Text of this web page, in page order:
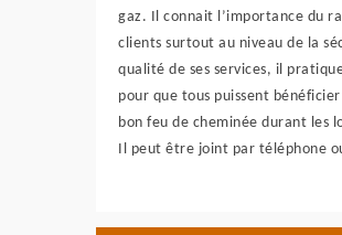
gaz. Il connait l’importance du
clients surtout au niveau de la
qualité de ses services, il
pour que tous puissent
bon feu de cheminée durant les
Il peut être joint par téléphone